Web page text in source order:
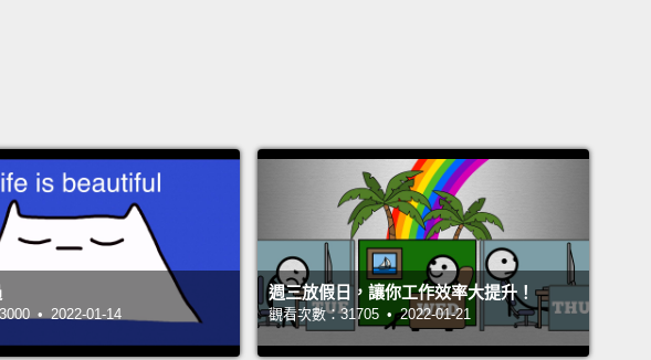
• 2022-01-14
週三放假日，讓你工作效率大提升！
觀看次數：31705 • 2022-01-21